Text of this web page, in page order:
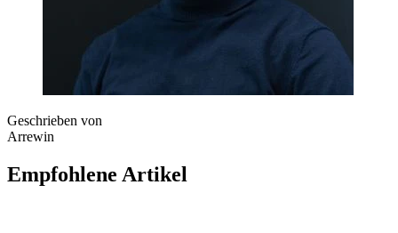
Geschrieben von
Arrewin
Empfohlene Artikel